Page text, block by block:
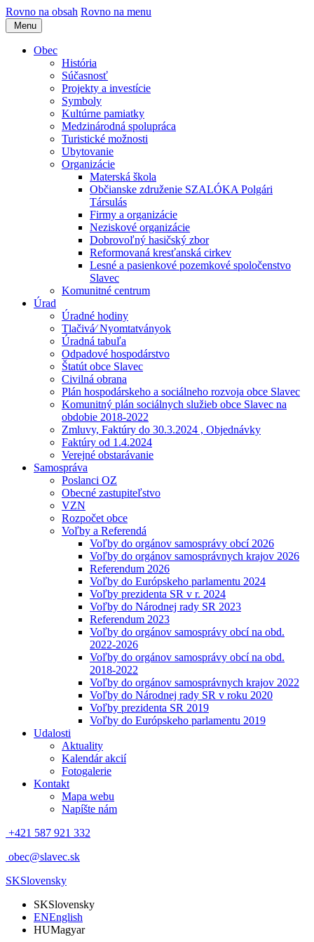
Rovno na obsah Rovno na menu
Menu
Obec
História
Súčasnosť
Projekty a investície
Symboly
Kultúrne pamiatky
Medzinárodná spolupráca
Turistické možnosti
Ubytovanie
Organizácie
Materská škola
Občianske združenie SZALÓKA Polgári
Társulás
Firmy a organizácie
Neziskové organizácie
Dobrovoľný hasičský zbor
Reformovaná kresťanská cirkev
Lesné a pasienkové pozemkové spoločenstvo
Slavec
Komunitné centrum
Úrad
Úradné hodiny
Tlačivá⁄ Nyomtatványok
Úradná tabuľa
Odpadové hospodárstvo
Štatút obce Slavec
Civilná obrana
Plán hospodárskeho a sociálneho rozvoja obce Slavec
Komunitný plán sociálnych služieb obce Slavec na
obdobie 2018-2022
Zmluvy, Faktúry do 30.3.2024 , Objednávky
Faktúry od 1.4.2024
Verejné obstarávanie
Samospráva
Poslanci OZ
Obecné zastupiteľstvo
VZN
Rozpočet obce
Voľby a Referendá
Voľby do orgánov samosprávy obcí 2026
Voľby do orgánov samosprávnych krajov 2026
Referendum 2026
Voľby do Európskeho parlamentu 2024
Voľby prezidenta SR v r. 2024
Voľby do Národnej rady SR 2023
Referendum 2023
Voľby do orgánov samosprávy obcí na obd.
2022-2026
Voľby do orgánov samosprávy obcí na obd.
2018-2022
Voľby do orgánov samosprávnych krajov 2022
Voľby do Národnej rady SR v roku 2020
Voľby prezidenta SR 2019
Voľby do Európskeho parlamentu 2019
Udalosti
Aktuality
Kalendár akcií
Fotogalerie
Kontakt
Mapa webu
Napíšte nám
+421 587 921 332
obec@slavec.sk
SKSlovensky
SKSlovensky
ENEnglish
HUMagyar